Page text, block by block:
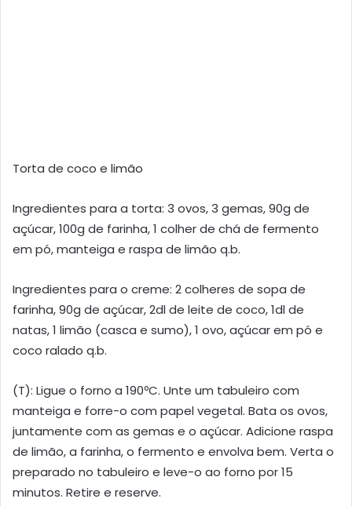
Torta de coco e limão
Ingredientes para a torta: 3 ovos, 3 gemas, 90g de
açúcar, 100g de farinha, 1 colher de chá de fermento
em pó, manteiga e raspa de limão q.b.
Ingredientes para o creme: 2 colheres de sopa de
farinha, 90g de açúcar, 2dl de leite de coco, 1dl de
natas, 1 limão (casca e sumo), 1 ovo, açúcar em pó e
coco ralado q.b.
(T): Ligue o forno a 190ºC. Unte um tabuleiro com
manteiga e forre-o com papel vegetal. Bata os ovos,
juntamente com as gemas e o açúcar. Adicione raspa
de limão, a farinha, o fermento e envolva bem. Verta o
preparado no tabuleiro e leve-o ao forno por 15
minutos. Retire e reserve.